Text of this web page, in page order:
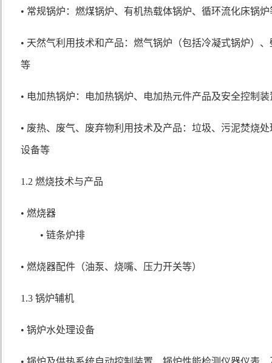
• 常规锅炉：燃煤锅炉、有机热载体锅炉、循环流化床锅炉
• 天然气利用技术和产品：燃气锅炉（包括冷凝式锅炉）
等
• 电加热锅炉：电加热锅炉、电加热元件产品及安全控制装
• 废热、废气、废弃物利用技术及产品：垃圾、污泥焚烧
设备等
1.2 燃烧技术与产品
• 燃烧器
• 链条炉排
• 燃烧器配件（油泵、烧嘴、压力开关等）
1.3 锅炉辅机
• 锅炉水处理设备